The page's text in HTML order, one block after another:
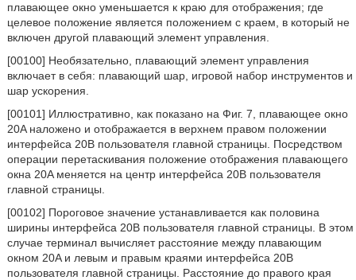
плавающее окно уменьшается к краю для отображения; где
целевое положение является положением с краем, в который не
включен другой плавающий элемент управления.
[00100] Необязательно, плавающий элемент управления
включает в себя: плавающий шар, игровой набор инструментов и
шар ускорения.
[00101] Иллюстративно, как показано на Фиг. 7, плавающее окно
20A наложено и отображается в верхнем правом положении
интерфейса 20B пользователя главной страницы. Посредством
операции перетаскивания положение отображения плавающего
окна 20A меняется на центр интерфейса 20B пользователя
главной страницы.
[00102] Пороговое значение устанавливается как половина
ширины интерфейса 20B пользователя главной страницы. В этом
случае терминал вычисляет расстояние между плавающим
окном 20A и левым и правым краями интерфейса 20B
пользователя главной страницы. Расстояние до правого края